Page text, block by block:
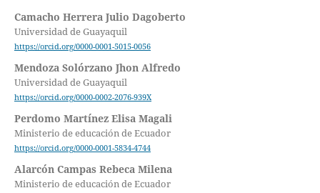
Camacho Herrera Julio Dagoberto
Universidad de Guayaquil
https://orcid.org/0000-0001-5015-0056
Mendoza Solórzano Jhon Alfredo
Universidad de Guayaquil
https://orcid.org/0000-0002-2076-939X
Perdomo Martínez Elisa Magali
Ministerio de educación de Ecuador
https://orcid.org/0000-0001-5834-4744
Alarcón Campas Rebeca Milena
Ministerio de educación de Ecuador